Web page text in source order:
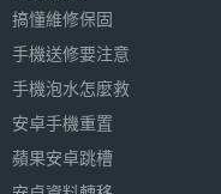
◎ 內建 128 MB
◎ Bluetooth v2.0
◎ 支援 microSD 記
◎ 內建 200 萬畫素相
◎ 支援 PaPaGo! 智
相機功
能
條碼掃讀
連接與應用
藍牙版
搞懂維修保固
手機送修要注意
手機泡水怎麼救
安卓手機重置
蘋果安卓跳槽